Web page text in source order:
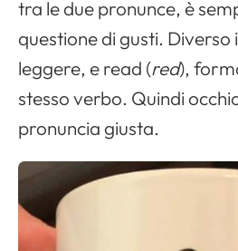
tra le due pronunce, è
questione di gusti. Diverso
leggere, e read (red),
stesso verbo. Quindi
pronuncia giusta.